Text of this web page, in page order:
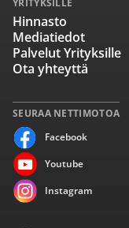
SEURAA NETTIMOTOA
Facebook
Youtube
Instagram
YRITYKSILLE
Hinnasto
Mediatiedot
Palvelut Yrityksille
Ota yhteyttä